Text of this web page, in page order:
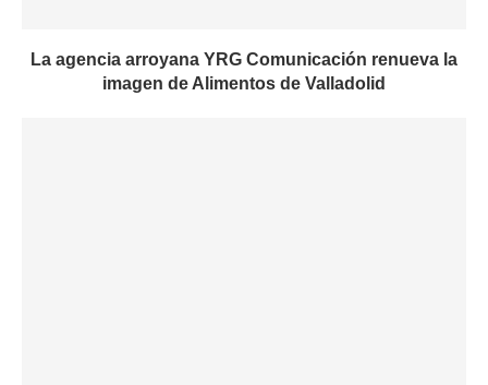
La agencia arroyana YRG Comunicación renueva la
imagen de Alimentos de Valladolid